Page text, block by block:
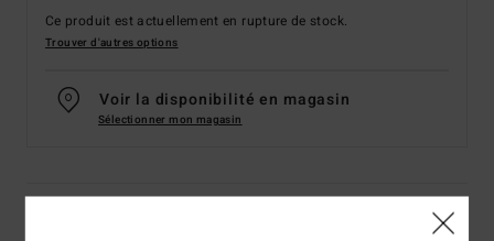
Ce produit est actuellement en rupture de stock.
Trouver d'autres options
Voir la disponibilité en magasin
Sélectionner mon magasin